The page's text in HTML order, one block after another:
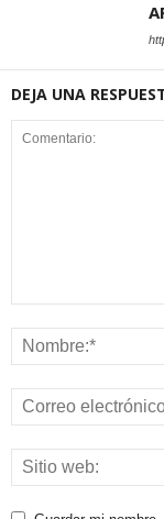
DEJA UNA